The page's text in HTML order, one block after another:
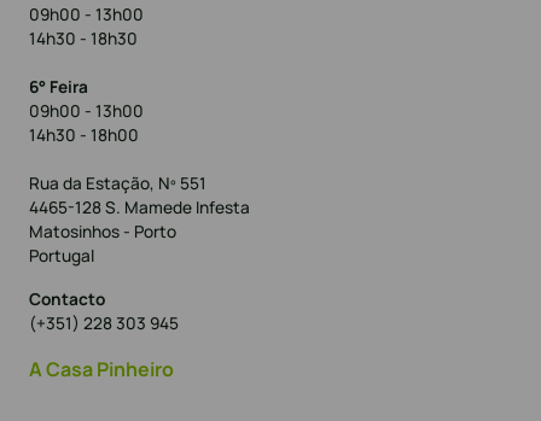
09h00 - 13h00
14h30 - 18h30
6° Feira
09h00 - 13h00
14h30 - 18h00
Rua da Estação, Nº 551
4465-128 S. Mamede Infesta
Matosinhos - Porto
Portugal
Contacto
(+351) 228 303 945
A Casa Pinheiro